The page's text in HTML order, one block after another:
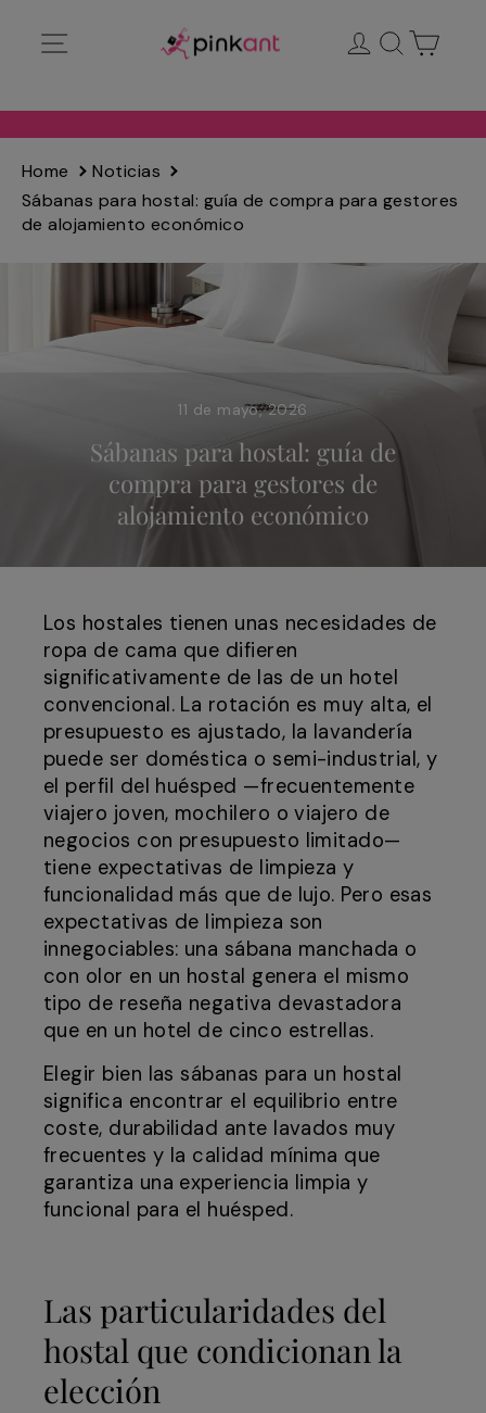
directamente
Ingresar
Buscar
Home
Noticias
Sábanas para hostal: guía de compra para gestores
de alojamiento económico
11 de mayo, 2026
Sábanas para hostal: guía de
compra para gestores de
alojamiento económico
Los hostales tienen unas necesidades de
ropa de cama que difieren
significativamente de las de un hotel
convencional. La rotación es muy alta, el
presupuesto es ajustado, la lavandería
puede ser doméstica o semi-industrial, y
el perfil del huésped —frecuentemente
viajero joven, mochilero o viajero de
negocios con presupuesto limitado—
tiene expectativas de limpieza y
funcionalidad más que de lujo. Pero esas
expectativas de limpieza son
innegociables: una sábana manchada o
con olor en un hostal genera el mismo
tipo de reseña negativa devastadora
que en un hotel de cinco estrellas.
Elegir bien las sábanas para un hostal
significa encontrar el equilibrio entre
coste, durabilidad ante lavados muy
frecuentes y la calidad mínima que
garantiza una experiencia limpia y
funcional para el huésped.
Las particularidades del
hostal que condicionan la
elección